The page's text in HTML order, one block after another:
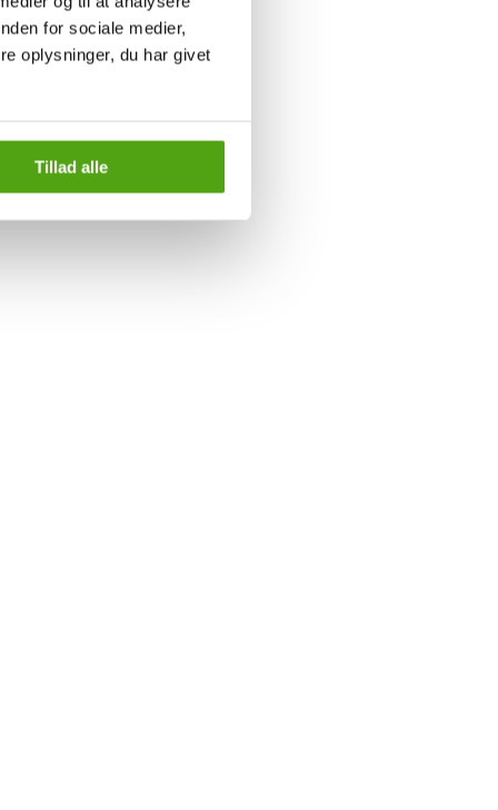
for sociale medier,
oplysninger, du har givet
Tillad alle